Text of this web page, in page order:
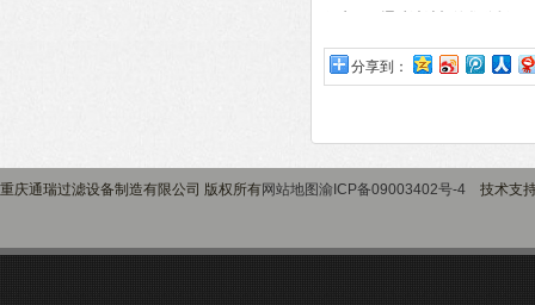
分享到：
重庆通瑞过滤设备制造有限公司 版权所有网站地图渝ICP备09003402号-4 技术支